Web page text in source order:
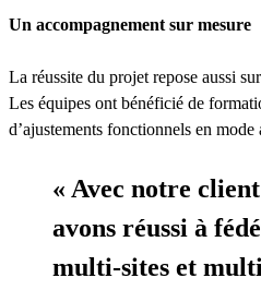
Un accompagnement sur mesure
La réussite du projet repose aussi
Les équipes ont bénéficié de
d’ajustements fonctionnels en mode
« Avec notre
avons réussi à
multi-sites et